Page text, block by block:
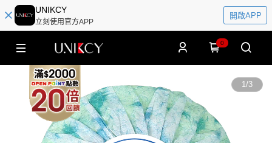
UNIKCY
立刻使用官方APP
開啟APP
0
1/3